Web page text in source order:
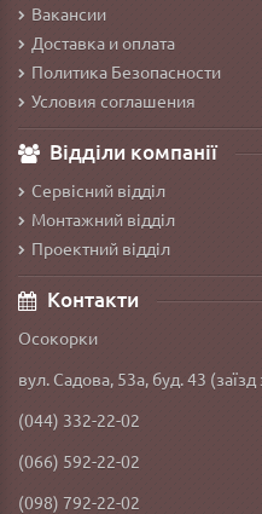
Вакансии
Доставка и оплата
Политика Безопасности
Условия соглашения
Відділи компанії
Сервісний відділ
Монтажний відділ
Проектний відділ
Контакти
Осокорки
вул. Садова, 53а, буд. 43
(044) 332-22-02
(066) 592-22-02
(098) 792-22-02